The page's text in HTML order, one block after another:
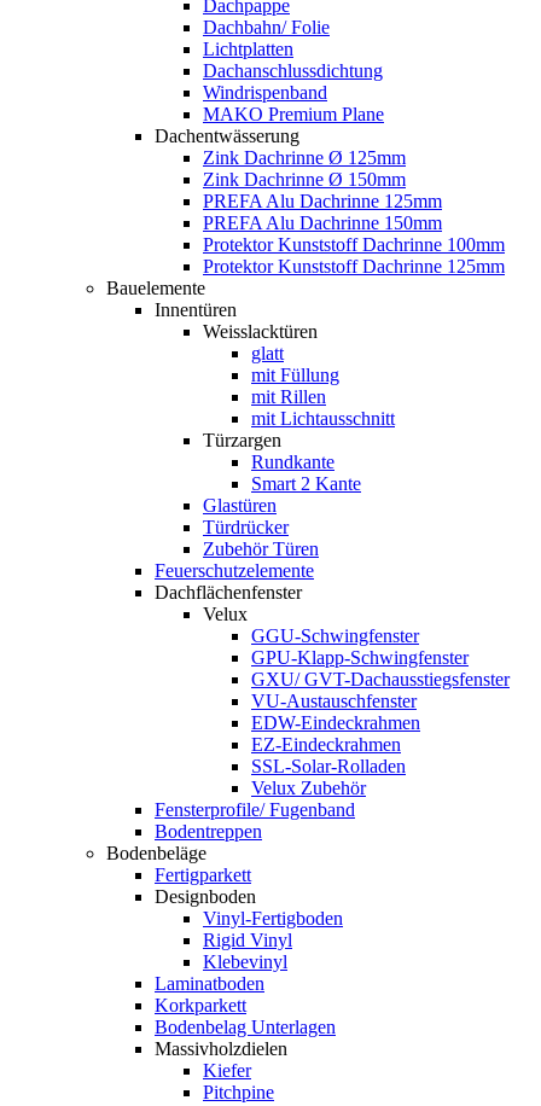
Dachpappe
Dachbahn/ Folie
Lichtplatten
Dachanschlussdichtung
Windrispenband
MAKO Premium Plane
Dachentwässerung
Zink Dachrinne Ø 125mm
Zink Dachrinne Ø 150mm
PREFA Alu Dachrinne 125mm
PREFA Alu Dachrinne 150mm
Protektor Kunststoff Dachrinne 100mm
Protektor Kunststoff Dachrinne 125mm
Bauelemente
Innentüren
Weisslacktüren
glatt
mit Füllung
mit Rillen
mit Lichtausschnitt
Türzargen
Rundkante
Smart 2 Kante
Glastüren
Türdrücker
Zubehör Türen
Feuerschutzelemente
Dachflächenfenster
Velux
GGU-Schwingfenster
GPU-Klapp-Schwingfenster
GXU/ GVT-Dachausstiegsfenster
VU-Austauschfenster
EDW-Eindeckrahmen
EZ-Eindeckrahmen
SSL-Solar-Rolladen
Velux Zubehör
Fensterprofile/ Fugenband
Bodentreppen
Bodenbeläge
Fertigparkett
Designboden
Vinyl-Fertigboden
Rigid Vinyl
Klebevinyl
Laminatboden
Korkparkett
Bodenbelag Unterlagen
Massivholzdielen
Kiefer
Pitchpine